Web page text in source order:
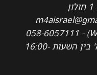
א'-ה' בין השעות 16:00-